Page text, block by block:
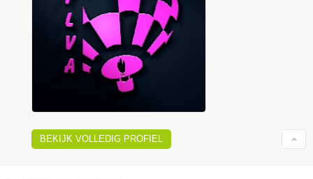
BEKIJK VOLLEDIG PROFIEL